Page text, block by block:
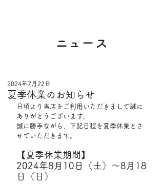
​ニュース
夏季休業のお知らせ
2024年7月22日
日頃より当店をご利用いただきまして誠に
ありがとうございます。
誠に勝手ながら、下記日程を夏季休業とさ
せていただきます。
【夏季休業期間】
2024年8月10日（土）～8月18
日（日）